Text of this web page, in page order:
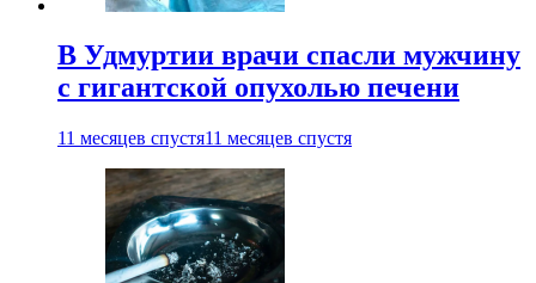
В Удмуртии врачи спасли мужчину
с гигантской опухолью печени
11 месяцев спустя11 месяцев спустя